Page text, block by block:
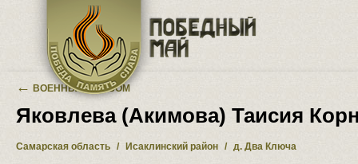
Перейти к основному содержанию
← ВОЕННЫЙ АЛЬБОМ
Яковлева (Акимова) Таисия
Самарская область / Исаклинский район / д. Два Ключа